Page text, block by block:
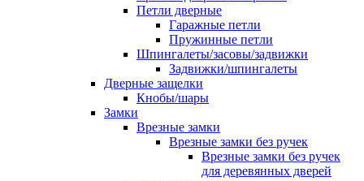
Петли дверные
Гаражные петли
Пружинные петли
Шпингалеты/засовы/задвижки
Задвижки/шпингалеты
Дверные защелки
Кнобы/шары
Замки
Врезные замки
Врезные замки без ручек
Врезные замки без ручек
для деревянных дверей